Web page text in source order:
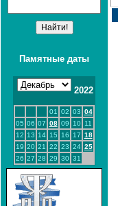
Памятные даты
2022
01 02 03 04
05 06 07 08 09 10
11
12 13 14 15 16 17 18
19 20 21 22 23 24 25
26 27 28 29 30 31